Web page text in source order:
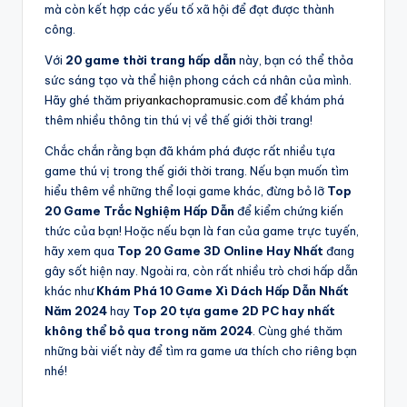
mà còn kết hợp các yếu tố xã hội để đạt được thành
công.
Với 20 game thời trang hấp dẫn này, bạn có thể thỏa
sức sáng tạo và thể hiện phong cách cá nhân của mình.
Hãy ghé thăm priyankachopramusic.com để khám phá
thêm nhiều thông tin thú vị về thế giới thời trang!
Chắc chắn rằng bạn đã khám phá được rất nhiều tựa
game thú vị trong thế giới thời trang. Nếu bạn muốn tìm
hiểu thêm về những thể loại game khác, đừng bỏ lỡ Top
20 Game Trắc Nghiệm Hấp Dẫn để kiểm chứng kiến
thức của bạn! Hoặc nếu bạn là fan của game trực tuyến,
hãy xem qua Top 20 Game 3D Online Hay Nhất đang
gây sốt hiện nay. Ngoài ra, còn rất nhiều trò chơi hấp dẫn
khác nhưKhám Phá 10 Game Xì Dách Hấp Dẫn Nhất
Năm 2024hay Top 20 tựa game 2D PC hay nhất
không thể bỏ qua trong năm 2024 . Cùng ghé thăm
những bài viết này để tìm ra game ưa thích cho riêng bạn
nhé!